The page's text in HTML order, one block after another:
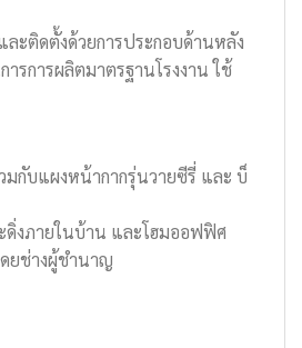
ละติดตั้งด้วยการประกอบด้านหลัง
รการผลิตมาตรฐานโรงงาน ใช้
มกับแผงหน้ากากรุ่นวายซีรี่ และ บ็
ดิ่งภายในบ้าน และโฮมออฟฟิศ
ยช่างผู้ชำนาญ